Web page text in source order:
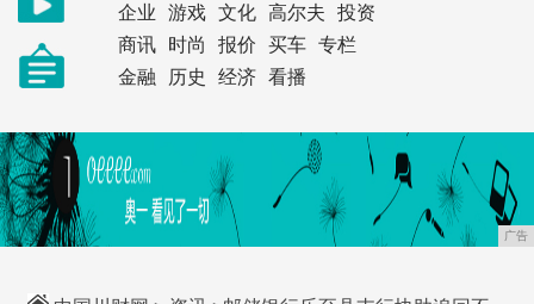
企业
游戏 文化 高尔夫
投资
商讯
时尚 报价 买车
专栏
金融
历史 经济 看播
广告